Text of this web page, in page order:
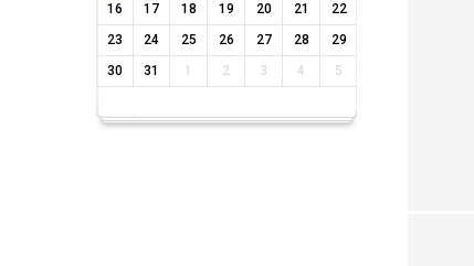
16
17 18 19 20 21
22
23
24 25 26 27 28
29
30
31 1 2 3 4 5